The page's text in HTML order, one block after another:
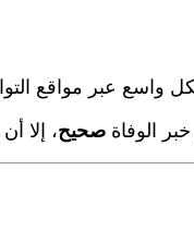
واسع عبر مواقع
الوفاة صحيح، إلا